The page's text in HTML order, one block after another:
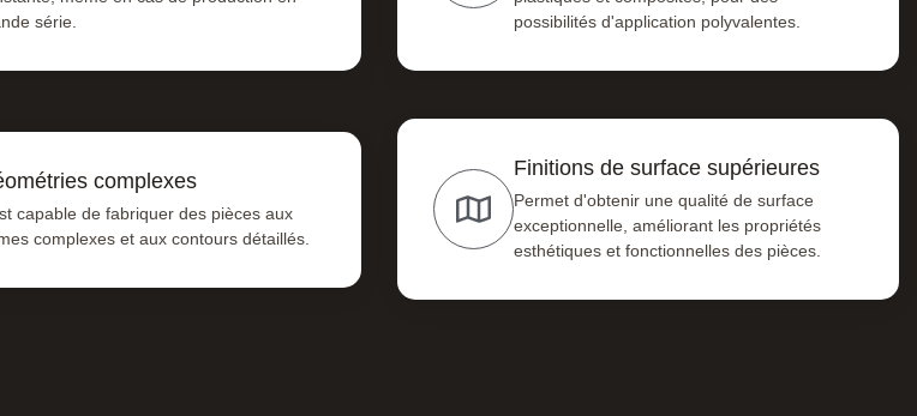
série.
possibilités d'application polyvalentes.
complexes
capable de fabriquer des pièces aux
complexes et aux contours détaillés.
Finitions de surface supérieures
Permet d'obtenir une qualité de surface
exceptionnelle, améliorant les propriétés
esthétiques et fonctionnelles des pièces.